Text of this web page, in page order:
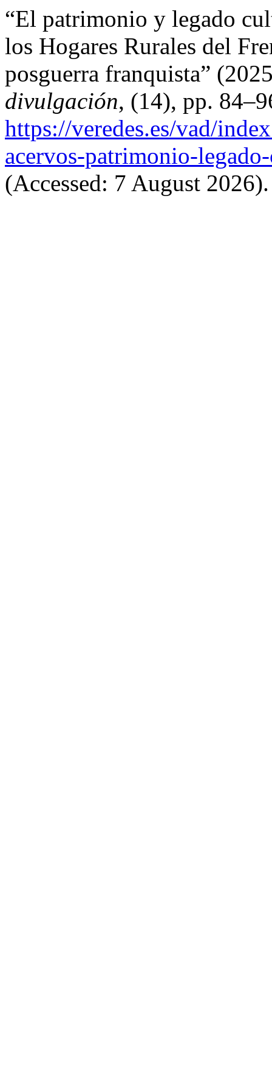
“El patrimonio y legado
los Hogares Rurales del
posguerra franquista”
divulgación, (14), pp.
https://veredes.es/vad/
acervos-patrimonio-
(Accessed: 7 August 2026).